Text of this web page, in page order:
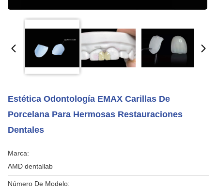
Estética Odontología EMAX Carillas De
Porcelana Para Hermosas Restauraciones
Dentales
Marca:
AMD dentallab
Número De Modelo: